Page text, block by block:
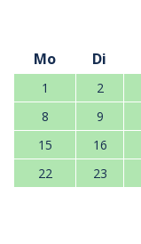
Mo
Di
1 2
8
9
15
16
22
23